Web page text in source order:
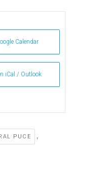
Calendar
iCal / Outlook
PUCE ,